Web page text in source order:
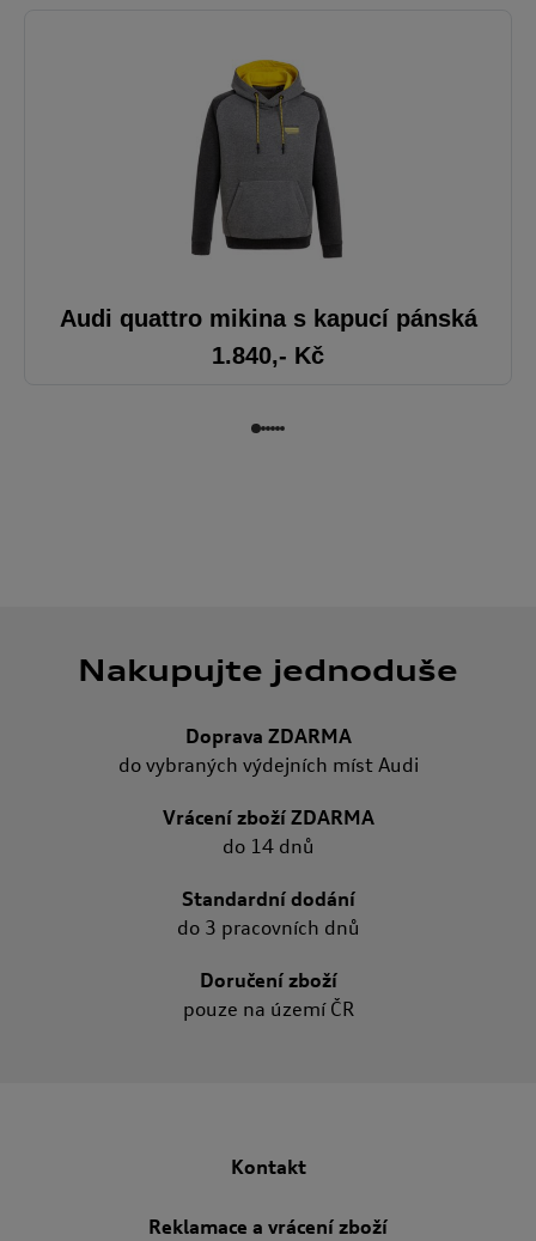
Audi quattro mikina s kapucí pánská
1.840,- Kč
Nakupujte jednoduše
Doprava ZDARMA
do vybraných výdejních míst Audi
Vrácení zboží ZDARMA
do 14 dnů
Standardní dodání
do 3 pracovních dnů
Doručení zboží
pouze na území ČR
Kontakt
Reklamace a vrácení zboží